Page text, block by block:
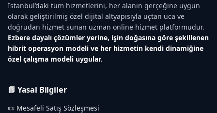
İstanbul’daki tüm hizmetlerini, her alanın gerçeğine uygun
olarak geliştirilmiş özel dijital altyapısıyla uçtan uca ve
doğrudan hizmet sunan uzman online hizmet platformudur.
Ezbere dayalı çözümler yerine, işin doğasına göre şekillenen
hibrit operasyon modeli ve her hizmetin kendi dinamiğine
özel çalışma modeli uygular.
📘 Yasal Bilgiler
📜 Mesafeli Satış Sözleşmesi